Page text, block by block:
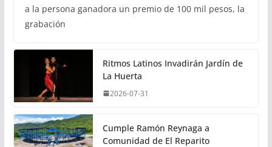
a la persona ganadora un premio de 100 mil pesos, la
grabación
Ritmos Latinos Invadirán Jardín de
La Huerta
2026-07-31
Cumple Ramón Reynaga a
Comunidad de El Reparito